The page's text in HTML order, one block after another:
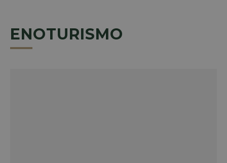
ENOTURISMO